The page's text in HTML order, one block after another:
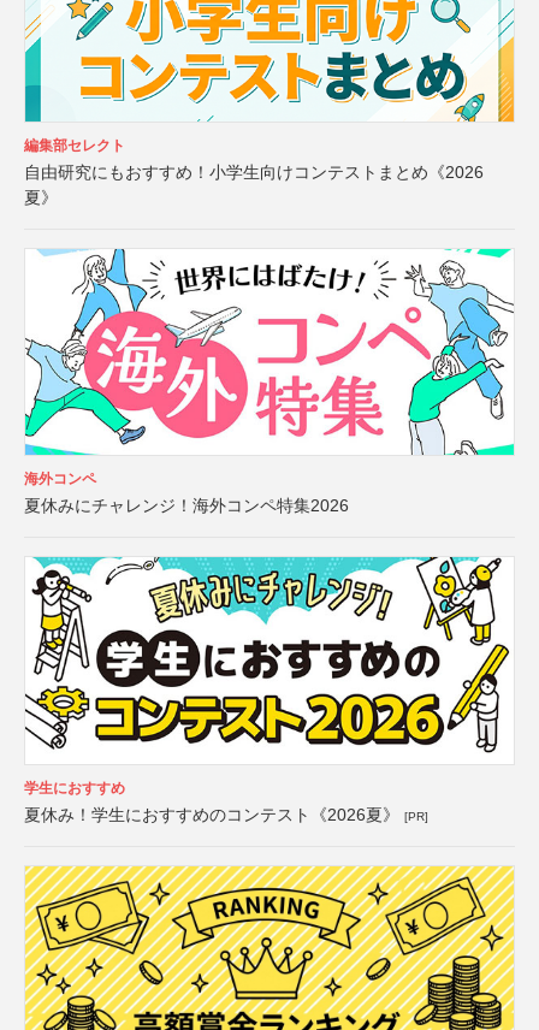
編集部セレクト
自由研究にもおすすめ！小学生向けコンテストまとめ《2026
夏》
海外コンペ
夏休みにチャレンジ！海外コンペ特集2026
学生におすすめ
夏休み！学生におすすめのコンテスト《2026夏》 [PR]